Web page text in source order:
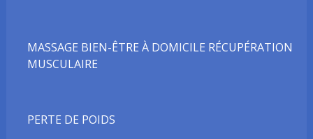
MASSAGE BIEN-ÊTRE À DOMICILE RÉCUPÉRATION
MUSCULAIRE
PERTE DE POIDS